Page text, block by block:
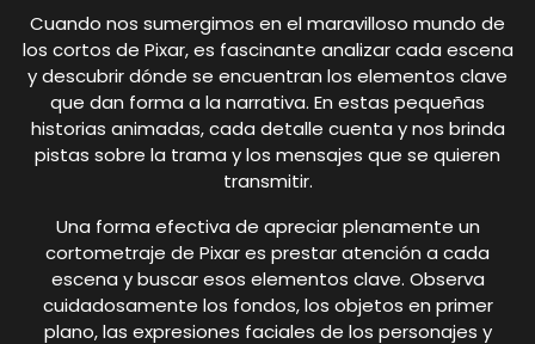
Cuando nos sumergimos en el maravilloso mundo de
los cortos de Pixar, es fascinante analizar cada escena
y descubrir dónde se encuentran los elementos clave
que dan forma a la narrativa. En estas pequeñas
historias animadas, cada detalle cuenta y nos brinda
pistas sobre la trama y los mensajes que se quieren
transmitir.
Una forma efectiva de apreciar plenamente un
cortometraje de Pixar es prestar atención a cada
escena y buscar esos elementos clave. Observa
cuidadosamente los fondos, los objetos en primer
plano, las expresiones faciales de los personajes y